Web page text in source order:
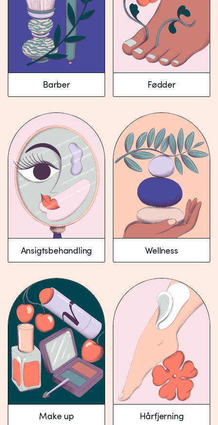
Barber Fødder
Ansigtsbehandling Wellness
Make up Hårfjerning